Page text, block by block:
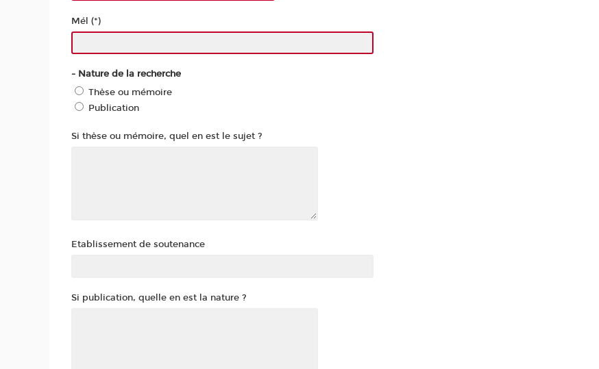
Mél (*)
- Nature de la recherche
Thèse ou mémoire
Publication
Si thèse ou mémoire, quel en est le sujet ?
Etablissement de soutenance
Si publication, quelle en est la nature ?